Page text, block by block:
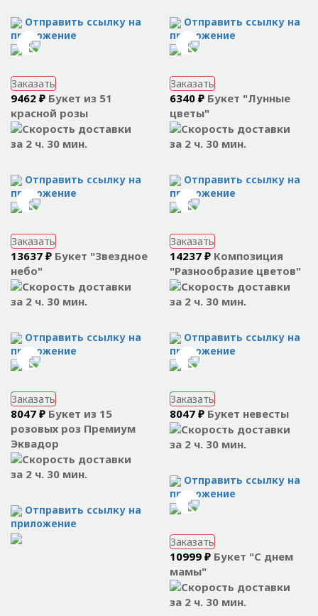
Отправить ссылку на
приложение
Отправить ссылку на
приложение
Заказать
9462 ₽ Букет из 51
красной розы
за 2 ч. 30 мин.
Отправить ссылку на
приложение
Заказать
6340 ₽ Букет "Лунные
цветы"
за 2 ч. 30 мин.
Отправить ссылку на
приложение
Заказать
13637 ₽ Букет "Звездное
небо"
за 2 ч. 30 мин.
Отправить ссылку на
приложение
Заказать
14237 ₽ Композиция
"Разнообразие цветов"
за 2 ч. 30 мин.
Отправить ссылку на
приложение
Заказать
8047 ₽ Букет из 15
розовых роз Премиум
Эквадор
за 2 ч. 30 мин.
Отправить ссылку на
приложение
Заказать
8047 ₽ Букет невесты
за 2 ч. 30 мин.
Отправить ссылку на
приложение
Заказать
10999 ₽ Букет "С днем
мамы"
за 2 ч. 30 мин.